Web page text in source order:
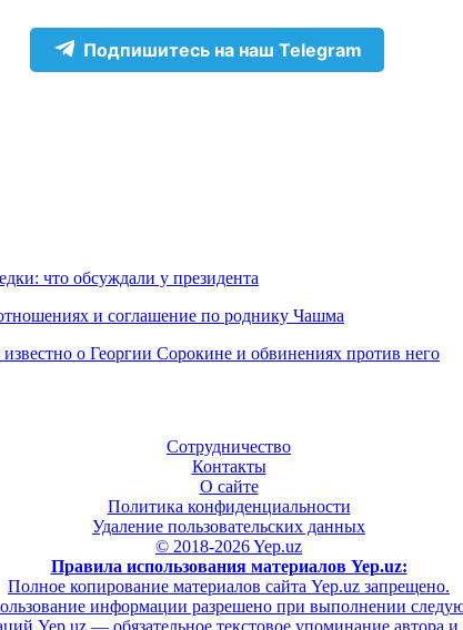
Подпишитесь на наш Telegram
что обсуждали у президента
и соглашение по роднику Чашма
о Георгии Сорокине и обвинениях против него
Сотрудничество
Контакты
О сайте
Политика конфиденциальности
Удаление пользовательских данных
© 2018-2026 Yep.uz
Правила использования материалов Yep.uz:
Полное копирование материалов сайта Yep.uz запрещено.
информации разрешено при выполнении